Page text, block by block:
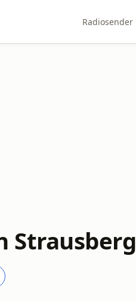
Radiosender
Strausberg